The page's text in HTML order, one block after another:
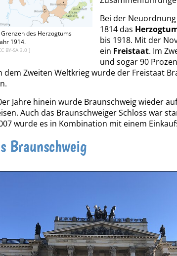
des Herzogtums
1914.
BY-SA 3.0 ]
Bei der
1814 das
bis 1918. Mit der
ein Freistaat. Im
und sogar 90
Zweiten Weltkrieg wurde der Freistaat
Jahre hinein wurde Braunschweig wieder
Auch das Braunschweiger Schloss war
wurde es in Kombination mit einem
Braunschweig